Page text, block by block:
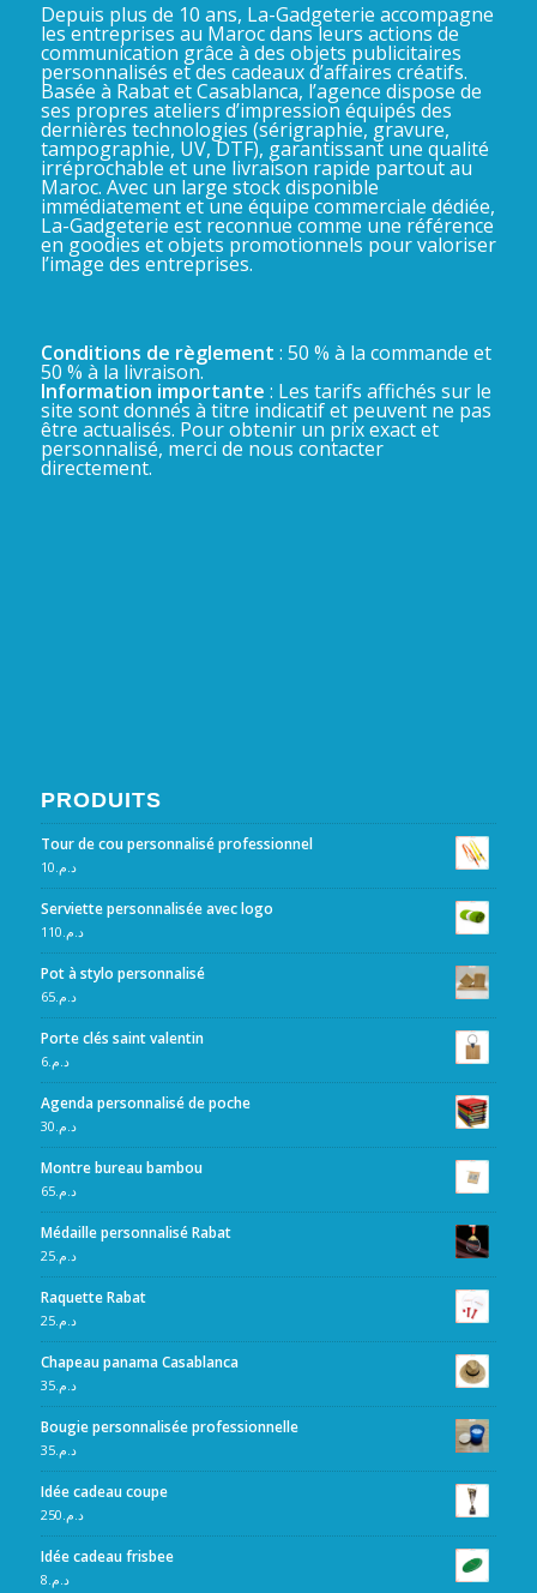
Depuis plus de 10 ans, La-Gadgeterie accompagne
les entreprises au Maroc dans leurs actions de
communication grâce à des objets publicitaires
personnalisés et des cadeaux d’affaires créatifs.
Basée à Rabat et Casablanca, l’agence dispose de
ses propres ateliers d’impression équipés des
dernières technologies (sérigraphie, gravure,
tampographie, UV, DTF), garantissant une qualité
irréprochable et une livraison rapide partout au
Maroc. Avec un large stock disponible
immédiatement et une équipe commerciale dédiée,
La-Gadgeterie est reconnue comme une référence
en goodies et objets promotionnels pour valoriser
l’image des entreprises.
Conditions de règlement : 50 % à la commande et
50 % à la livraison.
Information importante : Les tarifs affichés sur le
site sont donnés à titre indicatif et peuvent ne pas
être actualisés. Pour obtenir un prix exact et
personnalisé, merci de nous contacter
directement.
PRODUITS
Tour de cou personnalisé professionnel
د.م.10
Serviette personnalisée avec logo
د.م.110
Pot à stylo personnalisé
د.م.65
Porte clés saint valentin
د.م.6
Agenda personnalisé de poche
د.م.30
Montre bureau bambou
د.م.65
Médaille personnalisé Rabat
د.م.25
Raquette Rabat
د.م.25
Chapeau panama Casablanca
د.م.35
Bougie personnalisée professionnelle
د.م.35
Idée cadeau coupe
د.م.250
Idée cadeau frisbee
د.م.8